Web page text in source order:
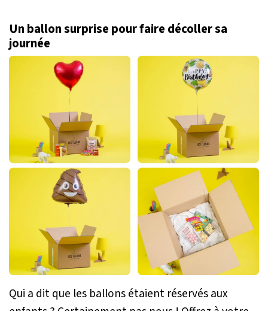
Un ballon surprise pour faire décoller sa
journée
Qui a dit que les ballons étaient réservés aux